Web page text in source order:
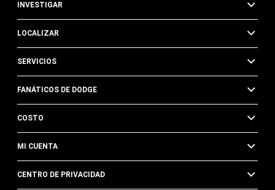
INVESTIGAR
LOCALIZAR
SERVICIOS
FANÁTICOS DE DODGE
COSTO
MI CUENTA
CENTRO DE PRIVACIDAD